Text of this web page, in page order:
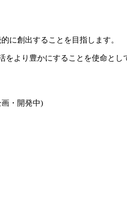
に創出することを目指します。
より豊かにすることを使命とし
・開発中)